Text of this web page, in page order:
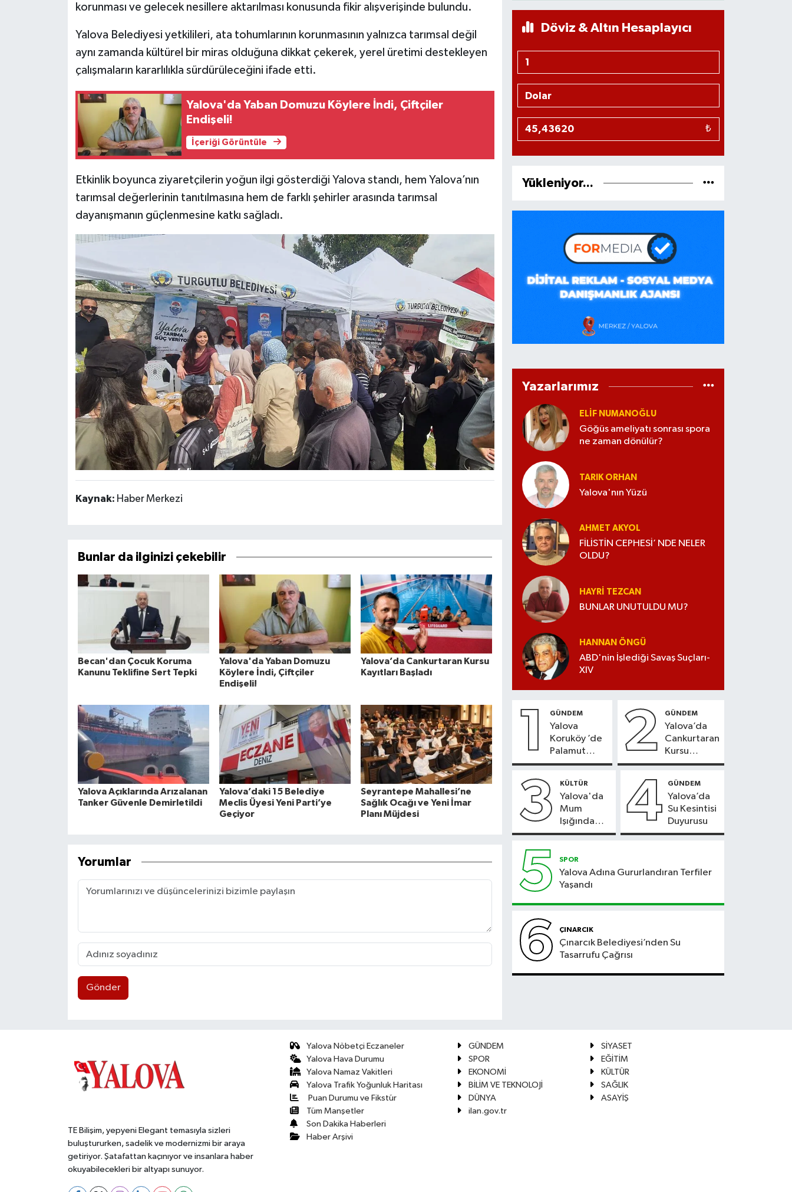
korunması ve gelecek nesillere aktarılması konusunda fikir alışverişinde bulundu.
Yalova Belediyesi yetkilileri, ata tohumlarının korunmasının yalnızca tarımsal değil
aynı zamanda kültürel bir miras olduğuna dikkat çekerek, yerel üretimi destekleyen
çalışmaların kararlılıkla sürdürüleceğini ifade etti.
Yalova'da Yaban Domuzu Köylere İndi, Çiftçiler
Endişeli!
İçeriği Görüntüle
Etkinlik boyunca ziyaretçilerin yoğun ilgi gösterdiği Yalova standı, hem Yalova’nın
tarımsal değerlerinin tanıtılmasına hem de farklı şehirler arasında tarımsal
dayanışmanın güçlenmesine katkı sağladı.
Kaynak: Haber Merkezi
Bunlar da ilginizi çekebilir
Becan'dan Çocuk Koruma
Kanunu Teklifine Sert Tepki
Yalova'da Yaban Domuzu
Köylere İndi, Çiftçiler
Endişeli!
Yalova’da Cankurtaran Kursu
Kayıtları Başladı
Yalova Açıklarında Arızalanan
Tanker Güvenle Demirletildi
Yalova’daki 15 Belediye
Meclis Üyesi Yeni Parti’ye
Geçiyor
Seyrantepe Mahallesi’ne
Sağlık Ocağı ve Yeni İmar
Planı Müjdesi
Yorumlar
Gönder
Döviz & Altın Hesaplayıcı
₺
Yükleniyor...
Yazarlarımız
ELİF NUMANOĞLU
Göğüs ameliyatı sonrası spora
ne zaman dönülür?
TARIK ORHAN
Yalova'nın Yüzü
AHMET AKYOL
FİLİSTİN CEPHESİ’ NDE NELER
OLDU?
HAYRI TEZCAN
BUNLAR UNUTULDU MU?
HANNAN ÖNGÜ
ABD'nin İşlediği Savaş Suçları-
XIV
1 GÜNDEM
Yalova
Koruköy ’de
Palamut
Sezonu
2 GÜNDEM
Yalova’da
Cankurtaran
Kursu
Kayıtları
3 KÜLTÜR
Yalova'da
Mum
Işığında
Konser
4 GÜNDEM
Yalova’da
Su Kesintisi
Duyurusu
5 SPOR
Yalova Adına Gururlandıran Terfiler
Yaşandı
6 ÇINARCIK
Çınarcık Belediyesi’nden Su
Tasarrufu Çağrısı
TE Bilişim, yepyeni Elegant temasıyla sizleri
buluştururken, sadelik ve modernizmi bir araya
getiriyor. Şatafattan kaçınıyor ve insanlara haber
okuyabilecekleri bir altyapı sunuyor.
Yalova Nöbetçi Eczaneler
Yalova Hava Durumu
Yalova Namaz Vakitleri
Yalova Trafik Yoğunluk Haritası
Puan Durumu ve Fikstür
Tüm Manşetler
Son Dakika Haberleri
Haber Arşivi
GÜNDEM
SİYASET
SPOR
EĞİTİM
EKONOMİ
KÜLTÜR
BİLİM VE TEKNOLOJİ
SAĞLIK
DÜNYA
ASAYİŞ
ilan.gov.tr